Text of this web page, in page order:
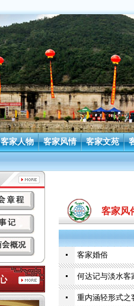
客家人物 客家风情 客家文苑
客家风
客家婚俗
何达记与淡水客
重内涵轻形式之